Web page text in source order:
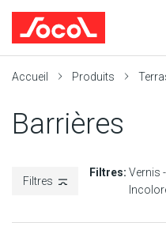
recherche
recherche
navigation
Accueil Produits
Barrières
Filtres
Filtres: Vernis